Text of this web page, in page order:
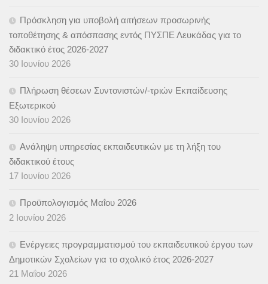
Πρόσκληση για υποβολή αιτήσεων προσωρινής
τοποθέτησης & απόσπασης εντός ΠΥΣΠΕ Λευκάδας για το
διδακτικό έτος 2026-2027
30 Ιουνίου 2026
Πλήρωση θέσεων Συντονιστών/-τριών Εκπαίδευσης
Εξωτερικού
30 Ιουνίου 2026
Ανάληψη υπηρεσίας εκπαιδευτικών με τη λήξη του
διδακτικού έτους
17 Ιουνίου 2026
Προϋπολογισμός Μαΐου 2026
2 Ιουνίου 2026
Ενέργειες προγραμματισμού του εκπαιδευτικού έργου των
Δημοτικών Σχολείων για το σχολικό έτος 2026-2027
21 Μαΐου 2026